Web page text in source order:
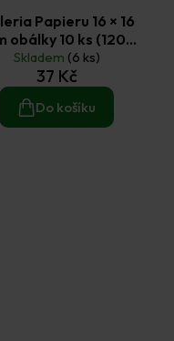
Papieru 16 × 16
obálky 10 ks (120
g/m2) tmavý kraft
Skladem (6 ks)
37 Kč
Do košíku